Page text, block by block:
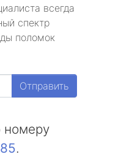
всегда
спектр
поломок
Отправить
номеру
.